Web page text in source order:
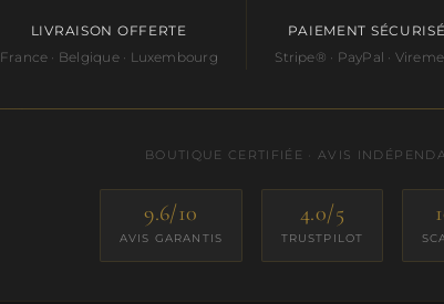
LIVRAISON OFFERTE
France · Belgique · Luxembourg
PAIEMENT SÉCURISÉ
Stripe® · PayPal ·
BOUTIQUE CERTIFIÉE · AVIS
9.6/10
AVIS GARANTIS
4.0/5
TRUSTPILOT